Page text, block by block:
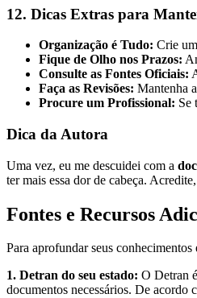
12. Dicas Extras para
Organização é Tudo: Crie
Fique de Olho nos Prazos:
Consulte as Fontes Oficiais:
Faça as Revisões: Mantenha
Procure um Profissional: Se
Dica da Autora
Uma vez, eu me descuidei com a
ter mais essa dor de cabeça.
Fontes e Recursos
Para aprofundar seus
1. Detran do seu estado: O Detran
documentos necessários. De acordo